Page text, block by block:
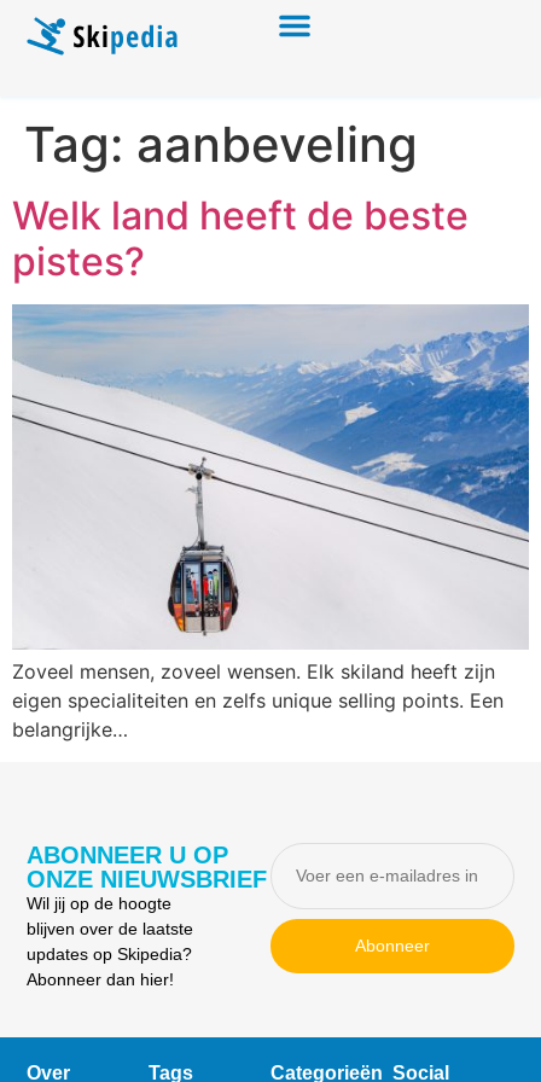
Tag: aanbeveling
Welk land heeft de beste
pistes?
Zoveel mensen, zoveel wensen. Elk skiland heeft zijn
eigen specialiteiten en zelfs unique selling points. Een
belangrijke…
ABONNEER U OP
ONZE NIEUWSBRIEF
Wil jij op de hoogte
blijven over de laatste
updates op Skipedia?
Abonneer dan hier!
Abonneer
Over Tags Categorieën Social